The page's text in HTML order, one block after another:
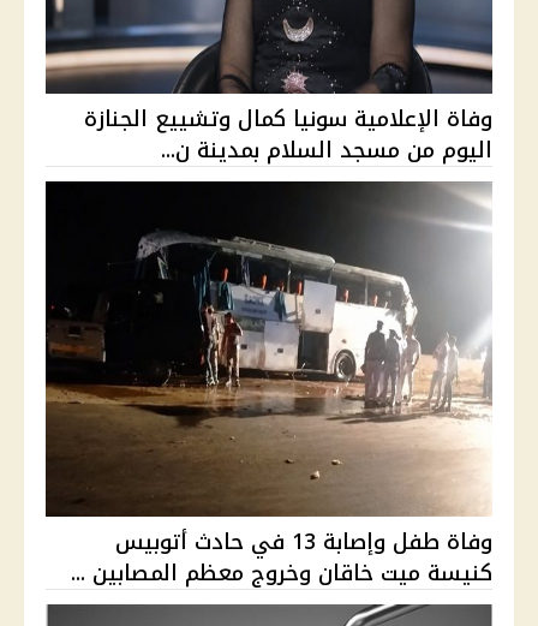
وفاة الإعلامية سونيا كمال وتشييع الجنازة
اليوم من مسجد السلام بمدينة ن...
وفاة طفل وإصابة 13 في حادث أتوبيس
كنيسة ميت خاقان وخروج معظم المصابين ...